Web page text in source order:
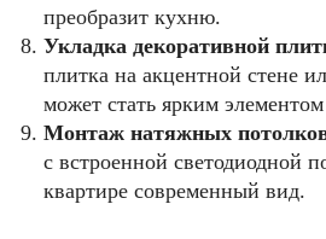
преобразит кухню.
Укладка декоративной
плитка на акцентной стене
может стать ярким
Монтаж натяжных
с встроенной светодиодной
квартире современный вид.